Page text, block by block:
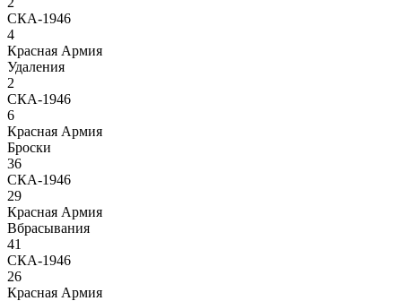
СКА-1946
4
Красная Армия
Удаления
2
СКА-1946
6
Красная Армия
Броски
36
СКА-1946
29
Красная Армия
Вбрасывания
41
СКА-1946
26
Красная Армия